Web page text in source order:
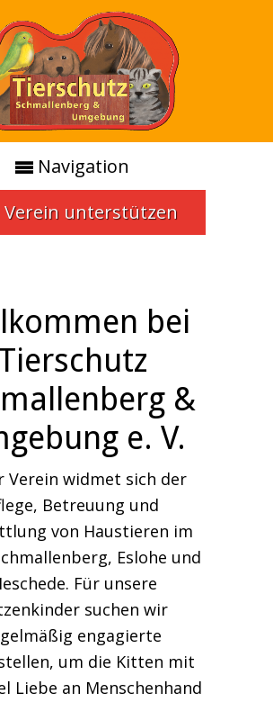
Navigation
Verein unterstützen
bei
Tierschutz
&
e. V.
Verein widmet sich der
Betreuung und
von Haustieren im
Eslohe und
Für unsere
suchen wir
engagierte
um die Kitten mit
Liebe an Menschenhand